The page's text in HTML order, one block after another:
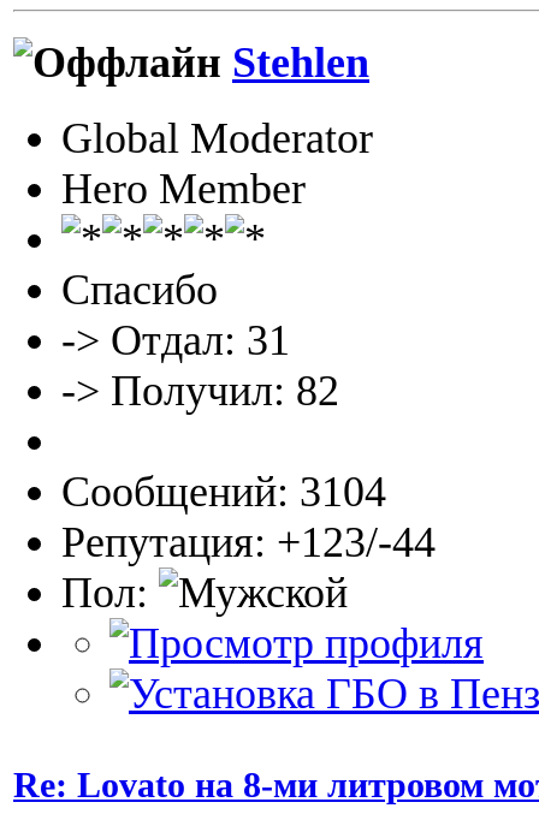
Stehlen
Global Moderator
Hero Member
Спасибо
-> Отдал: 31
-> Получил: 82
Сообщений: 3104
Репутация: +123/-44
Пол:
Re: Lovato на 8-ми литровом